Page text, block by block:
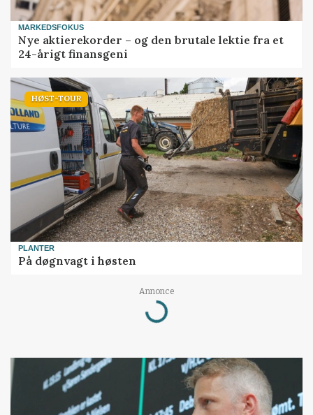
MARKEDSFOKUS
Nye aktierekorder – og den brutale lektie fra et
24-årigt finansgeni
HØST-TOUR
PLANTER
På døgnvagt i høsten
Annonce
Loading...